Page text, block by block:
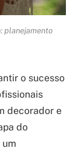
planejamento
o sucesso
decorador e
do